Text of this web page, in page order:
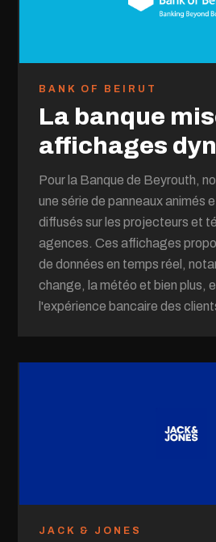
BANK OF BEIRUT
La banque
affichages
Pour la Banque de Beyrouth,
une série de panneaux animés
diffusés sur les projecteurs et
agences. Ces affichages
de données en temps réel,
change, la météo et bien plus,
l'expérience bancaire des
JACK & JONES